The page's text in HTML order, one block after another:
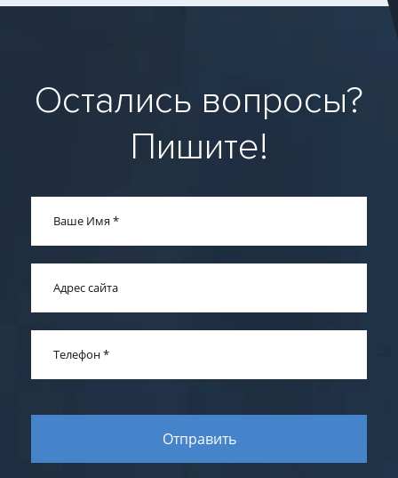
Остались вопросы?
Пишите!
Ваше Имя *
Адрес сайта
Телефон*